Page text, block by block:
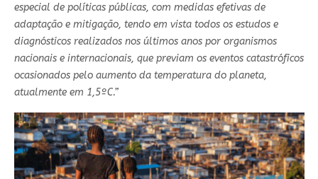
especial de políticas públicas, com medidas efetivas de
adaptação e mitigação, tendo em vista todos os estudos e
diagnósticos realizados nos últimos anos por organismos
nacionais e internacionais, que previam os eventos catastróficos
ocasionados pelo aumento da temperatura do planeta,
atualmente em 1,5ºC.”